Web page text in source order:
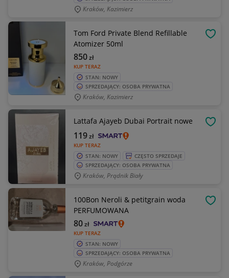
Kraków, Kazimierz
Tom Ford Private Blend Refillable
Atomizer 50ml
KUP TERAZ
850zł
STAN: NOWY
SPRZEDAJĄCY: OSOBA PRYWATNA
Kraków, Kazimierz
Lattafa Ajayeb Dubai Portrait nowe
KUP TERAZ
119zł
STAN: NOWY
CZĘSTO SPRZEDAJE
SPRZEDAJĄCY: OSOBA PRYWATNA
Kraków, Prądnik Biały
100Bon Neroli & petitgrain woda
PERFUMOWANA
KUP TERAZ
80zł
STAN: NOWY
SPRZEDAJĄCY: OSOBA PRYWATNA
Kraków, Podgórze